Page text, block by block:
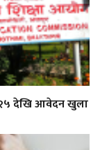
२५ देखि आवेदन खुला